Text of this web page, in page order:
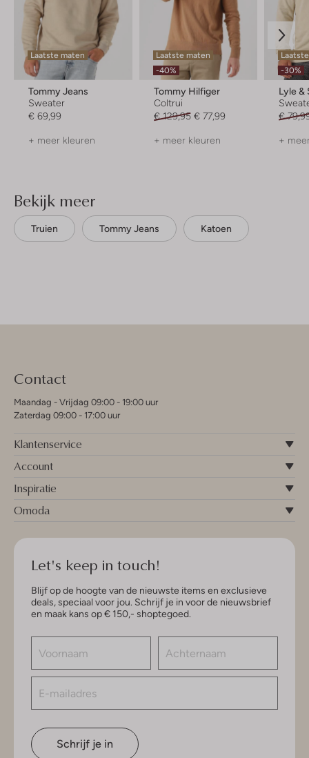
Laatste maten
Tommy Jeans
Sweater
€ 69,99
+ meer kleuren
Laatste maten
-40%
Tommy Hilfiger
Coltrui
€ 129,95 € 77,99
+ meer kleuren
-30%
Lyle &
€
+
Bekijk meer
Truien Tommy Jeans Katoen
Contact
Maandag - Vrijdag 09:00 - 19:00 uur
Zaterdag 09:00 - 17:00 uur
Klantenservice
Account
Inspiratie
Omoda
Let's keep in touch!
Blijf op de hoogte van de nieuwste items en exclusieve
deals, speciaal voor jou. Schrijf je in voor de nieuwsbrief
en maak kans op € 150,- shoptegoed.
Schrijf je in